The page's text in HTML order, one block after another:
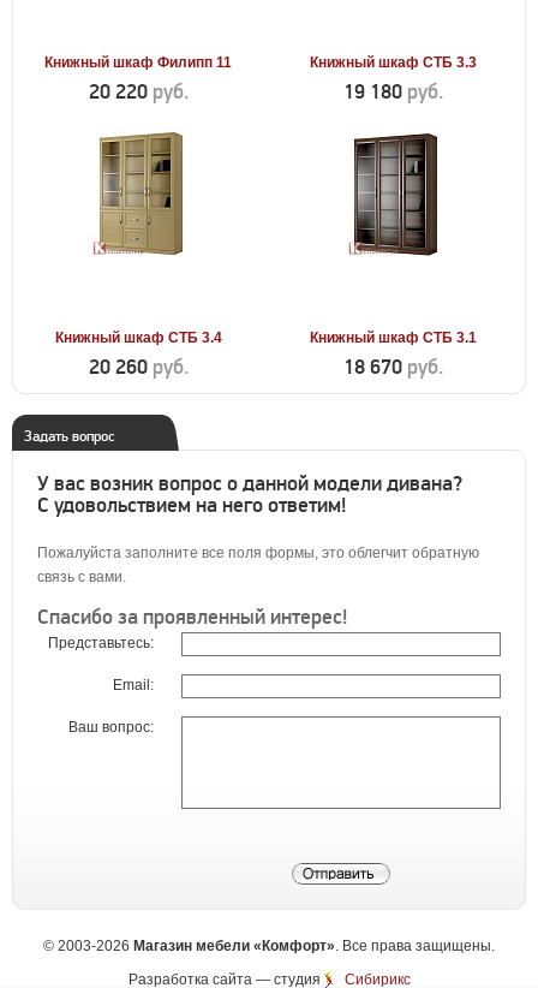
Книжный шкаф Филипп 11
20 220 руб.
Книжный шкаф СТБ 3.3
19 180 руб.
Книжный шкаф СТБ 3.4
20 260 руб.
Книжный шкаф СТБ 3.1
18 670 руб.
Задать вопрос
У вас возник вопрос о данной модели дивана?
С удовольствием на него ответим!
Пожалуйста заполните все поля формы, это облегчит обратную
связь с вами.
Спасибо за проявленный интерес!
Представьтесь:
Email:
Ваш вопрос:
© 2003-2026 Магазин мебели «Комфорт». Все права защищены.
Разработка сайта— студия Сибирикс